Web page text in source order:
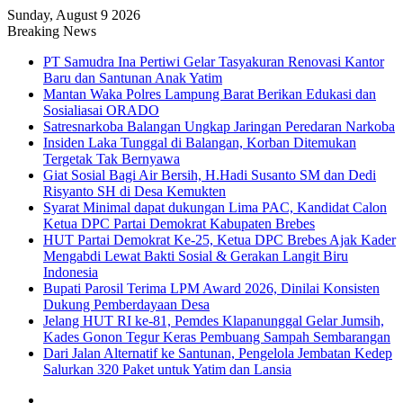
Sunday, August 9 2026
Breaking News
PT Samudra Ina Pertiwi Gelar Tasyakuran Renovasi Kantor
Baru dan Santunan Anak Yatim
Mantan Waka Polres Lampung Barat Berikan Edukasi dan
Sosialiasai ORADO
Satresnarkoba Balangan Ungkap Jaringan Peredaran Narkoba
Insiden Laka Tunggal di Balangan, Korban Ditemukan
Tergetak Tak Bernyawa
Giat Sosial Bagi Air Bersih, H.Hadi Susanto SM dan Dedi
Risyanto SH di Desa Kemukten
Syarat Minimal dapat dukungan Lima PAC, Kandidat Calon
Ketua DPC Partai Demokrat Kabupaten Brebes
HUT Partai Demokrat Ke-25, Ketua DPC Brebes Ajak Kader
Mengabdi Lewat Bakti Sosial & Gerakan Langit Biru
Indonesia
Bupati Parosil Terima LPM Award 2026, Dinilai Konsisten
Dukung Pemberdayaan Desa
Jelang HUT RI ke-81, Pemdes Klapanunggal Gelar Jumsih,
Kades Gonon Tegur Keras Pembuang Sampah Sembarangan
Dari Jalan Alternatif ke Santunan, Pengelola Jembatan Kedep
Salurkan 320 Paket untuk Yatim dan Lansia